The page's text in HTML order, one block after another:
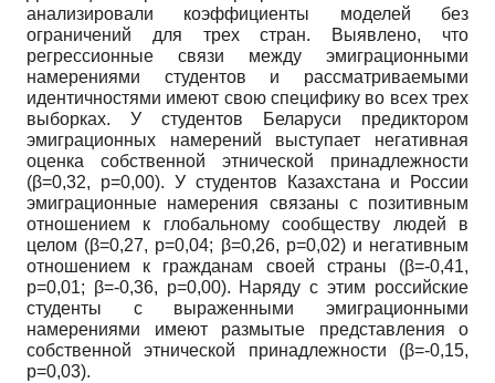
анализировали коэффициенты моделей без
ограничений для трех стран. Выявлено, что
регрессионные связи между эмиграционными
намерениями студентов и рассматриваемыми
идентичностями имеют свою специфику во всех трех
выборках. У студентов Беларуси предиктором
эмиграционных намерений выступает негативная
оценка собственной этнической принадлежности
(β=0,32, p=0,00). У студентов Казахстана и России
эмиграционные намерения связаны с позитивным
отношением к глобальному сообществу людей в
целом (β=0,27, p=0,04; β=0,26, p=0,02) и негативным
отношением к гражданам своей страны (β=-0,41,
p=0,01; β=-0,36, p=0,00). Наряду с этим российские
студенты с выраженными эмиграционными
намерениями имеют размытые представления о
собственной этнической принадлежности (β=-0,15,
p=0,03).